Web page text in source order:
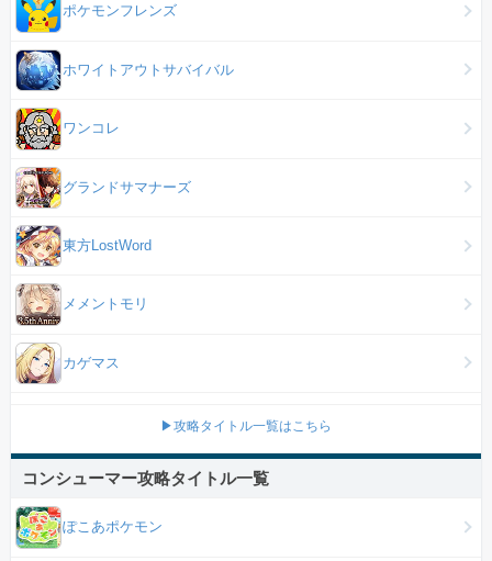
ポケモンフレンズ
ホワイトアウトサバイバル
ワンコレ
グランドサマナーズ
東方LostWord
メメントモリ
カゲマス
▶攻略タイトル一覧はこちら
コンシューマー攻略タイトル一覧
ぽこあポケモン